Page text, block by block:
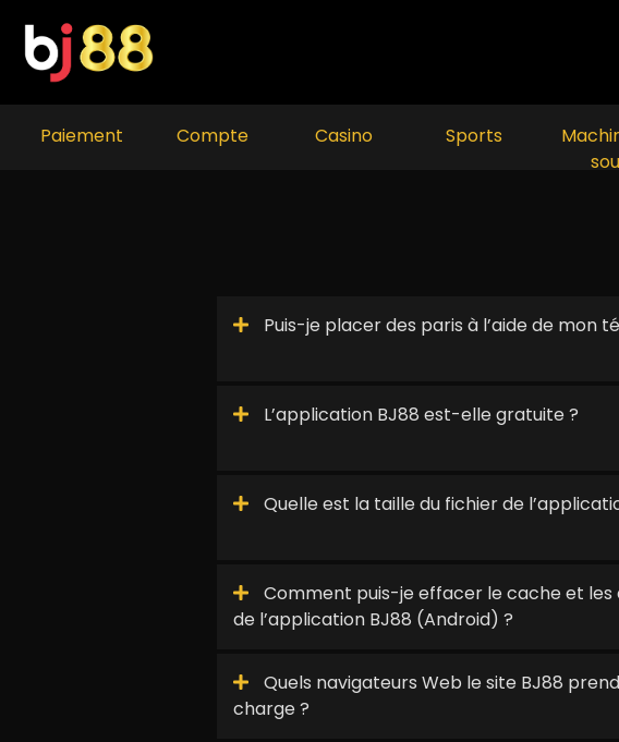
content
Paiement Compte Casino Sports
Puis-je placer des paris à l’aide de mon
L’application BJ88 est-elle gratuite ?
Quelle est la taille du fichier de
Comment puis-je effacer le cache et les
de l’application BJ88 (Android) ?
Quels navigateurs Web le site BJ88
charge ?